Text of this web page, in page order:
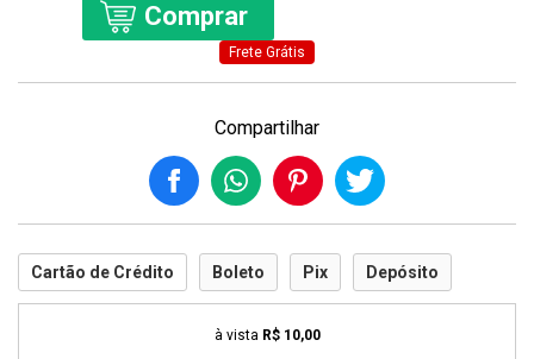
Comprar
Frete Grátis
Compartilhar
Cartão de Crédito Boleto Pix Depósito
à vista R$ 10,00